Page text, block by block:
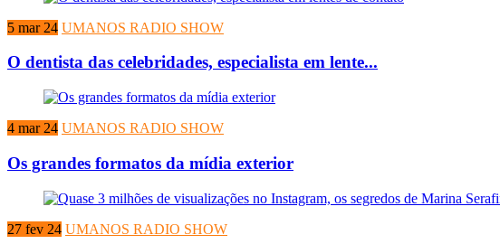
5 mar 24 UMANOS RADIO SHOW
O dentista das celebridades, especialista em lente...
4 mar 24 UMANOS RADIO SHOW
Os grandes formatos da mídia exterior
27 fev 24 UMANOS RADIO SHOW